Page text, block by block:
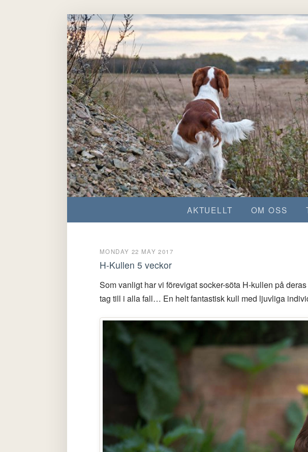
AKTUELLT OM OSS
MONDAY 22 MAY 2017
H-Kullen 5 veckor
Som vanligt har vi förevigat socker-söta H-kullen på
tag till i alla fall… En helt fantastisk kull med ljuvliga